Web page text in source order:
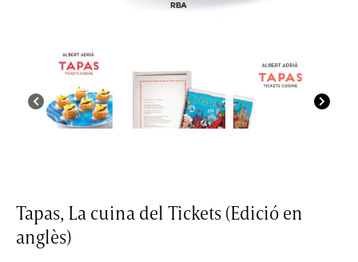
Tapas, La cuina del Tickets (Edició en
anglès)